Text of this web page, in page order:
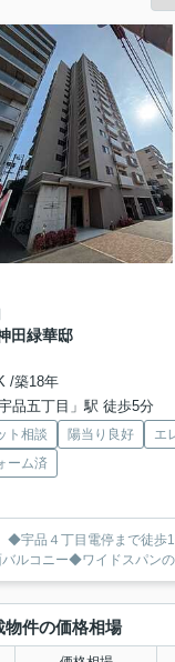
田緑華邸
/築18年
品五丁目」駅 徒歩5分
ト相談 陽当り良好
エ
ーム済
◆宇品４丁目電停まで徒
ルコニー◆ワイドスパンの
件の価格相場